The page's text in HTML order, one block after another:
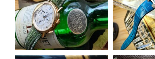
5月 14